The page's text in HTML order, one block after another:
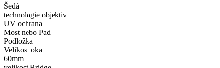
Šedá
technologie objektiv
UV ochrana
Most nebo Pad
Podložka
Velikost oka
60mm